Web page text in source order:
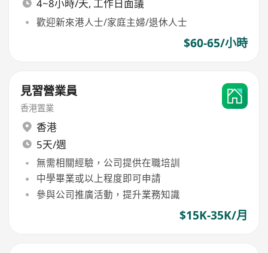
4~8小時/天, 工作日面議
歡迎新來港人士/家庭主婦/退休人士
$60-65/小時
見習營業員
香港置業
香港
5天/週
無需相關經驗，公司提供在職培訓
中學畢業或以上程度即可申請
參與公司推廣活動，提升業務知識
$15K-35K/月